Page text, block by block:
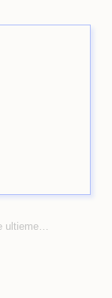
ultieme…